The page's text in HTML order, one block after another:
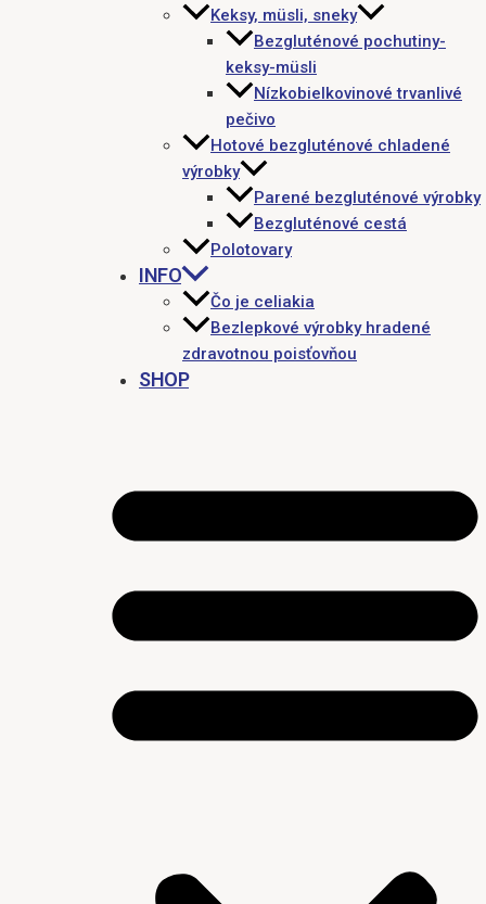
Keksy, müsli, sneky
Bezgluténové pochutiny-
keksy-müsli
Nízkobielkovinové trvanlivé
pečivo
Hotové bezgluténové chladené
výrobky
Parené bezgluténové výrobky
Bezgluténové cestá
Polotovary
INFO
Čo je celiakia
Bezlepkové výrobky hradené
zdravotnou poisťovňou
SHOP